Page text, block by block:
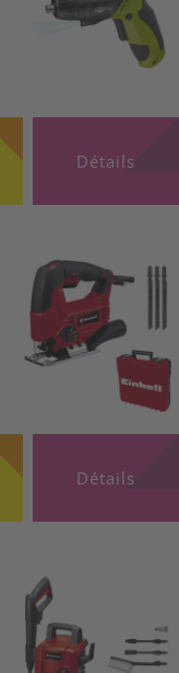
Détails
Détails